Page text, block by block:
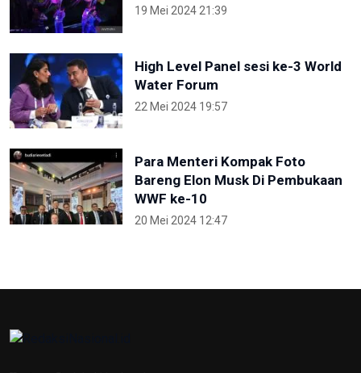
19 Mei 2024 21:39
High Level Panel sesi ke-3 World
Water Forum
22 Mei 2024 19:57
Para Menteri Kompak Foto
Bareng Elon Musk Di Pembukaan
WWF ke-10
20 Mei 2024 12:47